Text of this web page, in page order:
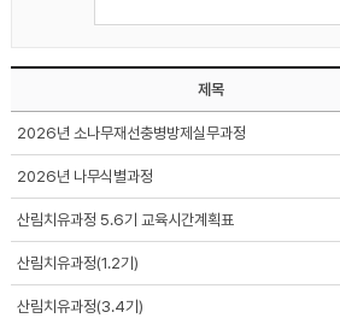
제목
2026년 소나무재선충병방제실무과정
2026년 나무식별과정
산림치유과정 5.6기 교육시간계획표
산림치유과정(1.2기)
산림치유과정(3.4기)